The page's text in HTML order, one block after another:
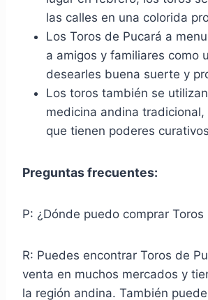
las calles en una colorida
Los Toros de Pucará a
a amigos y familiares como
desearles buena suerte y
Los toros también se
medicina andina
que tienen poderes
Preguntas frecuentes:
P: ¿Dónde puedo comprar Toros
R: Puedes encontrar Toros de
venta en muchos mercados y
la región andina. También